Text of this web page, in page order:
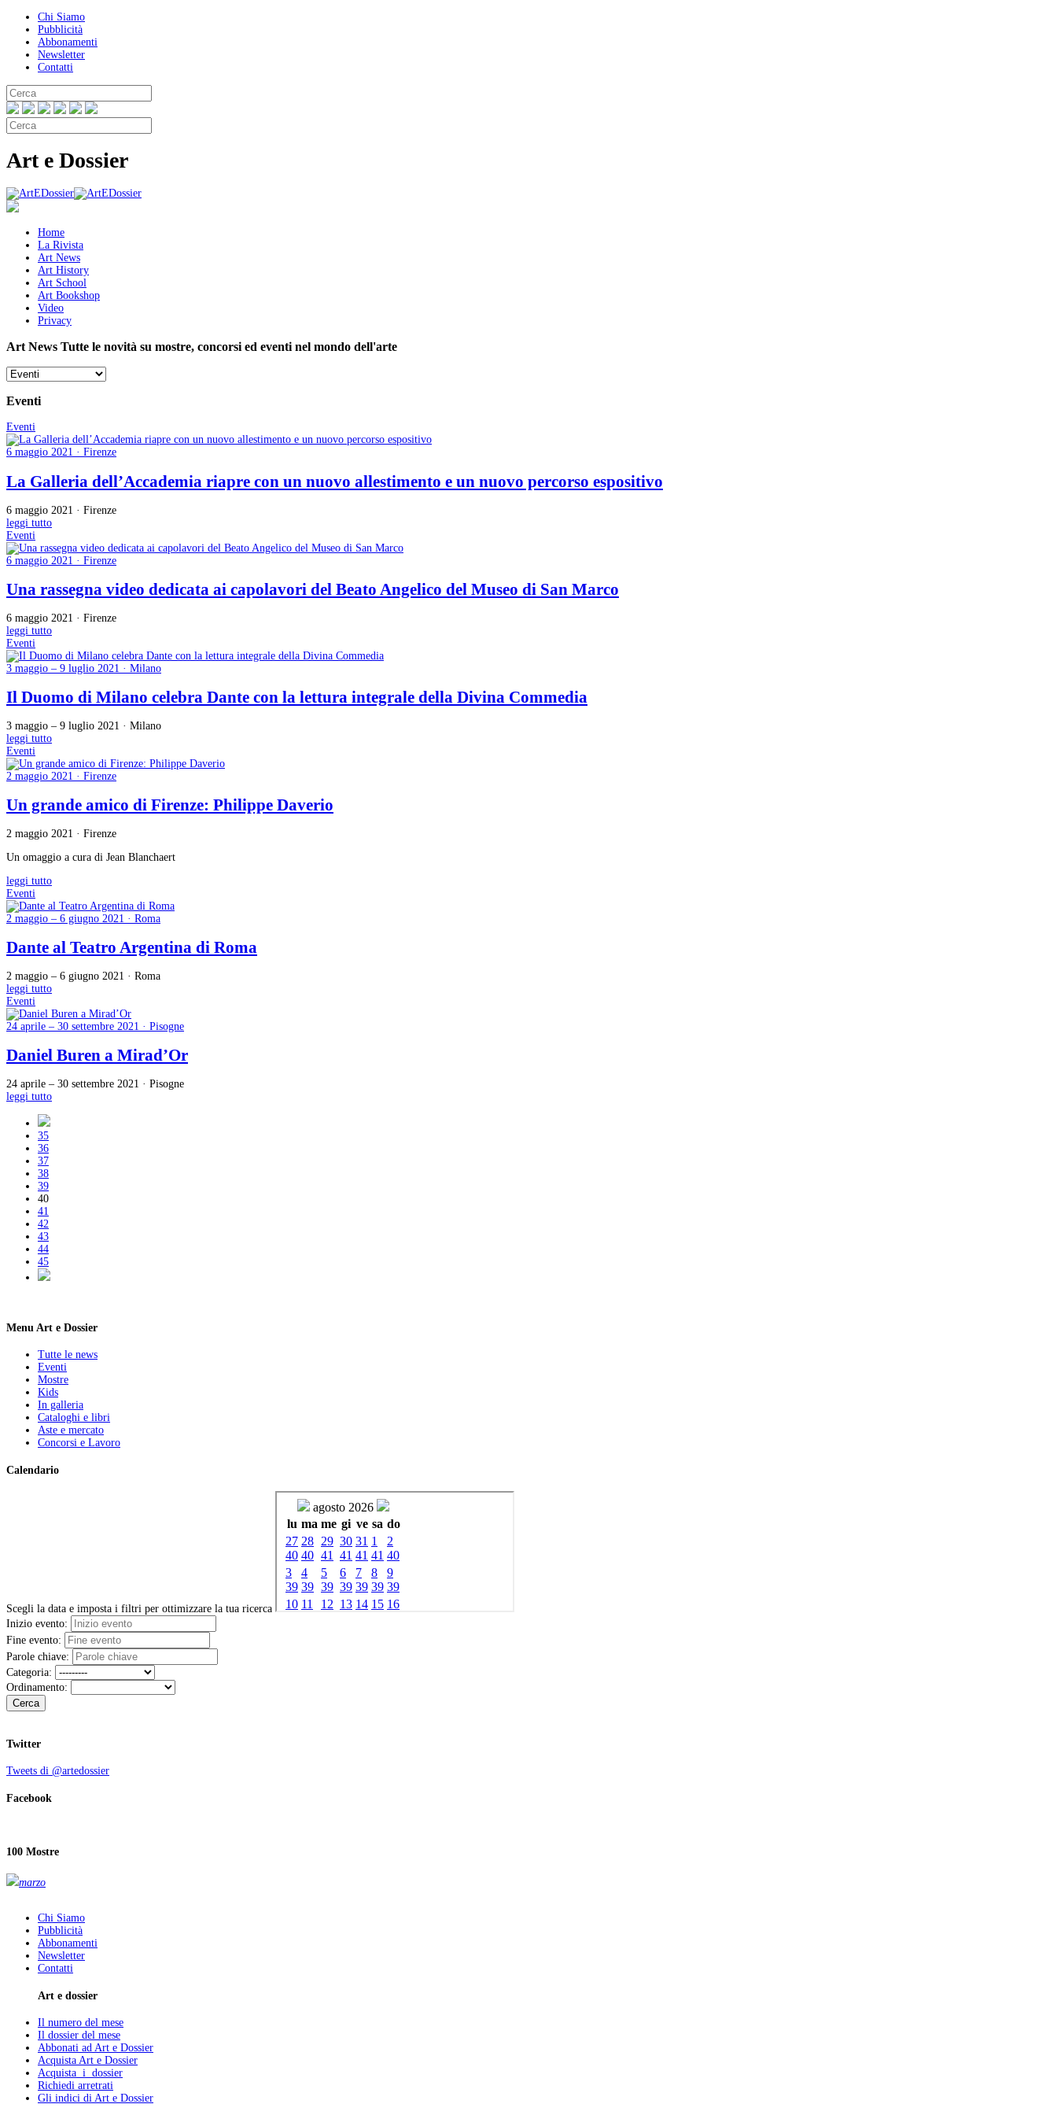
Chi Siamo
Pubblicità
Abbonamenti
Newsletter
Contatti
Art e Dossier
Home
La Rivista
Art News
Art History
Art School
Art Bookshop
Video
Privacy
Art News Tutte le novità su mostre, concorsi ed eventi nel mondo dell'arte
Eventi
Eventi
6 maggio 2021 · Firenze
La Galleria dell’Accademia riapre con un nuovo allestimento e un nuovo percorso espositivo
6 maggio 2021 · Firenze
leggi tutto
Eventi
6 maggio 2021 · Firenze
Una rassegna video dedicata ai capolavori del Beato Angelico del Museo di San Marco
6 maggio 2021 · Firenze
leggi tutto
Eventi
3 maggio – 9 luglio 2021 · Milano
Il Duomo di Milano celebra Dante con la lettura integrale della Divina Commedia
3 maggio – 9 luglio 2021 · Milano
leggi tutto
Eventi
2 maggio 2021 · Firenze
Un grande amico di Firenze: Philippe Daverio
2 maggio 2021 · Firenze
Un omaggio a cura di Jean Blanchaert
leggi tutto
Eventi
2 maggio – 6 giugno 2021 · Roma
Dante al Teatro Argentina di Roma
2 maggio – 6 giugno 2021 · Roma
leggi tutto
Eventi
24 aprile – 30 settembre 2021 · Pisogne
Daniel Buren a Mirad’Or
24 aprile – 30 settembre 2021 · Pisogne
leggi tutto
35
36
37
38
39
40
41
42
43
44
45
Menu Art e Dossier
Tutte le news
Eventi
Mostre
Kids
In galleria
Cataloghi e libri
Aste e mercato
Concorsi e Lavoro
Calendario
Scegli la data e imposta i filtri per ottimizzare la tua ricerca
Inizio evento:
Fine evento:
Parole chiave:
Categoria:
Ordinamento:
Cerca
Twitter
Tweets di @artedossier
Facebook
100 Mostre
marzo
Chi Siamo
Pubblicità
Abbonamenti
Newsletter
Contatti
Art e dossier
Il numero del mese
Il dossier del mese
Abbonati ad Art e Dossier
Acquista Art e Dossier
Acquista i dossier
Richiedi arretrati
Gli indici di Art e Dossier